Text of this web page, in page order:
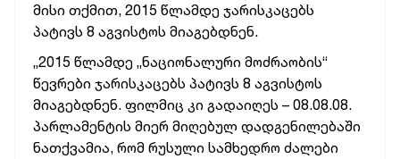
მისი თქმით, 2015 წლამდე ჯარისკაცებს
პატივს 8 აგვისტოს მიაგებდნენ.
„2015 წლამდე „ნაციონალური მოძრაობის“
წევრები ჯარისკაცებს პატივს 8 აგვისტოს
მიაგებდნენ. ფილმიც კი გადაიღეს – 08.08.08.
პარლამენტის მიერ მიღებულ დადგენილებაში
ნათქვამია, რომ რუსული სამხედრო ძალები